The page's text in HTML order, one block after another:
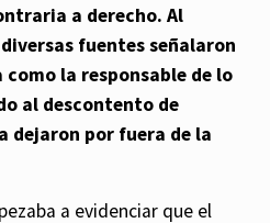
a derecho. Al
fuentes señalaron
la responsable de lo
al descontento de
dejaron por fuera de la
a evidenciar que el